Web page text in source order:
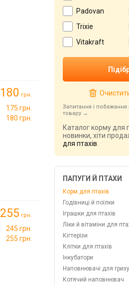
180 грн.
175 грн.
180 грн.
255 грн.
245 грн.
255 грн.
Padovan
Trixie
Vitakraft
Запитання і побажання
товару
Каталог корму для
новинки, хіти
для птахів
ПАПУГИ Й ПТАХИ
Корм для птахів
Годівниці й поїлки
Іграшки для птахів
Ліки й вітаміни для
Кігтерізи
Клітки для птахів
Інкубатори
Наповнювачі для
Котячий наповнювач